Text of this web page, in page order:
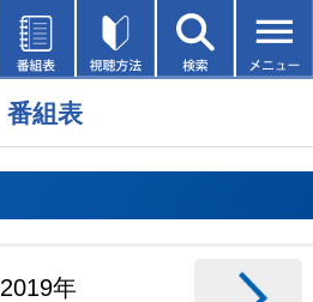
番組表
2019年